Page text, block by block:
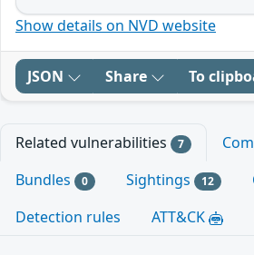
Show details on NVD website
JSON Share To
Related vulnerabilities 7
Bundles 0 Sightings 12
Detection rules
ATT&CK